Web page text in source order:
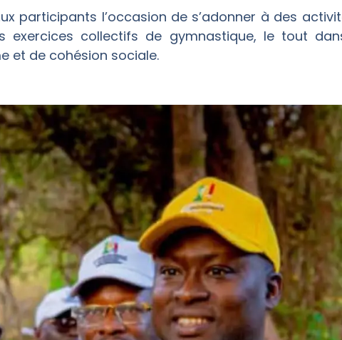
participants l’occasion de s’adonner à des
exercices collectifs de gymnastique, le tout
et de cohésion sociale.